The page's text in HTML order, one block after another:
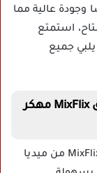
وجودة عالية مما
استمتع
جميع
مشاهدة بث القنوات بعد تحميل تطبيق MixFlix مهكر
يوفر تطبيق ميكس فليكس مهكر MixFlix Mod Apk من ميديا